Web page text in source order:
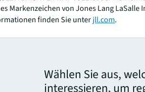
Markenzeichen von Jones Lang LaSalle
finden Sie unterjll.com.
Wählen Sie aus,
interessieren, um